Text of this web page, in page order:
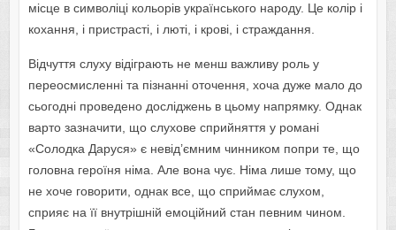
місце в символіці кольорів українського народу. Це колір і
кохання, і пристрасті, і люті, і крові, і страждання.
Відчуття слуху відіграють не менш важливу роль у
переосмисленні та пізнанні оточення, хоча дуже мало до
сьогодні проведено досліджень в цьому напрямку. Однак
варто зазначити, що слухове сприйняття у романі
«Солодка Даруся» є невід’ємним чинником попри те, що
головна героїня німа. Але вона чує. Німа лише тому, що
не хоче говорити, однак все, що сприймає слухом,
сприяє на її внутрішній емоційний стан певним чином.